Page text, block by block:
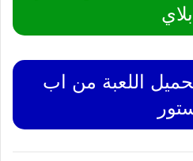
بلاي
اللعبة من اب